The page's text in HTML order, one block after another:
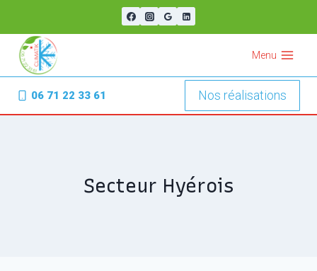
contenu
Menu
06 71 22 33 61 Nos réalisations
Secteur Hyérois